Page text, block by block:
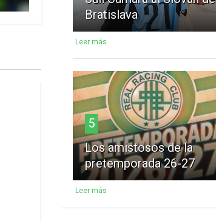
Bratislava
Leer más
5
Los amistosos de la
pretemporada 26-27
Leer más